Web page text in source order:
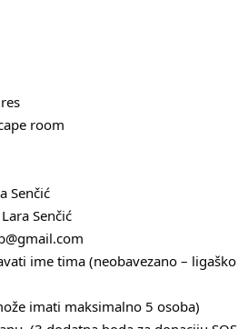
room
Senčić
Senčić
ime tima (neobavezano – ligaško
imati maksimalno 5 osoba)